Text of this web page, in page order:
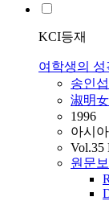
KCI등재
여학생의
송인섭
淑明
1996
아시
Vol.35
원문보